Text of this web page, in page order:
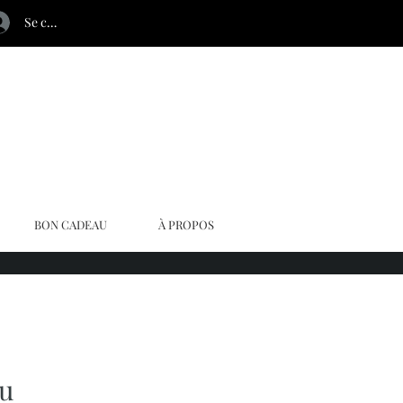
Se connecter
BON CADEAU À PROPOS